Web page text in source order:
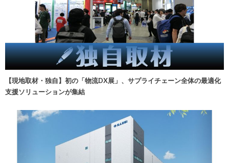
【現地取材・独自】初の「物流DX展」、サプライチェーン全体の最適化
支援ソリューションが集結